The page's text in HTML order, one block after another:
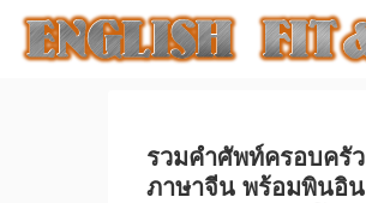
รวมคำศัพท์ครอบครัว
ภาษาจีน พร้อมพินอิน